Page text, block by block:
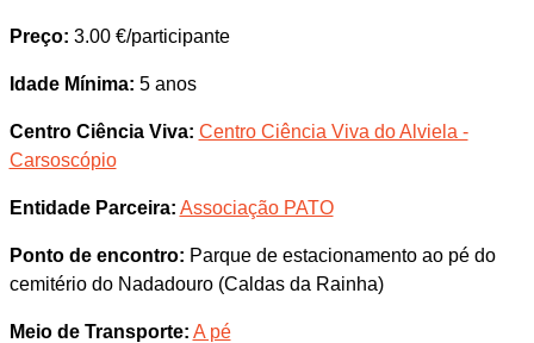
Preço: 3.00 €/participante
Idade Mínima: 5 anos
Centro Ciência Viva: Centro Ciência Viva do Alviela -
Carsoscópio
Entidade Parceira: Associação PATO
Ponto de encontro: Parque de estacionamento ao pé do
cemitério do Nadadouro (Caldas da Rainha)
Meio de Transporte: A pé